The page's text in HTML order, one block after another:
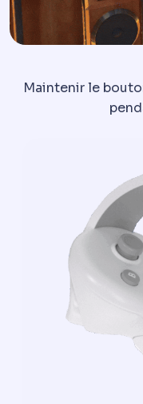
Maintenir le